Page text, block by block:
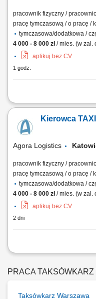
pracownik fizyczny /
pracę tymczasową / o pracę /
tymczasowa/dodatkowa /
4 000 - 8 000 zł/ mies. (w zal.
aplikuj bez CV
1 godz.
Zakres obowiązków:
„zamiast taksometru”)
rozpoczęciem pracy, m.in.:
Kierowca TAXI
Agora Logistics
pracownik fizyczny /
pracę tymczasową / o pracę /
tymczasowa/dodatkowa /
4 000 - 8 000 zł/ mies. (w zal.
aplikuj bez CV
2 dni
Opis stanowiska:
kierunkowskazów,
PRACA TAKSÓWKARZ
Taksówkarz Warszawa